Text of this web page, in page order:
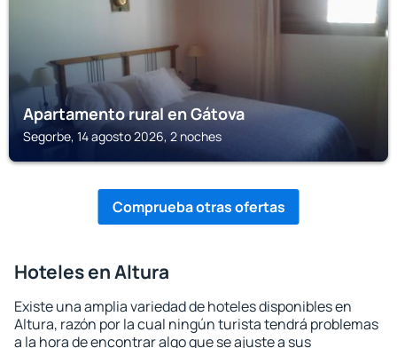
Apartamento rural en Gátova
Segorbe, 14 agosto 2026, 2 noches
Comprueba otras ofertas
Hoteles en Altura
Existe una amplia variedad de hoteles disponibles en
Altura, razón por la cual ningún turista tendrá problemas
a la hora de encontrar algo que se ajuste a sus